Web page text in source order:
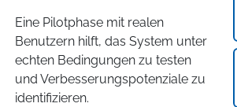
Eine Pilotphase mit realen
Benutzern hilft, das System unter
echten Bedingungen zu testen
und Verbesserungspotenziale zu
identifizieren.